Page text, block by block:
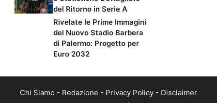
del Ritorno in Serie A
Rivelate le Prime Immagini
del Nuovo Stadio Barbera
di Palermo: Progetto per
Euro 2032
Chi Siamo - Redazione - Privacy Policy - Disclaimer